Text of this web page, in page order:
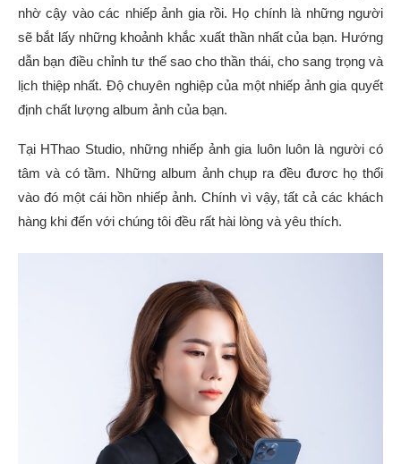
nhờ cậy vào các nhiếp ảnh gia rồi. Họ chính là những người
sẽ bắt lấy những khoảnh khắc xuất thần nhất của bạn. Hướng
dẫn bạn điều chỉnh tư thế sao cho thần thái, cho sang trọng và
lịch thiệp nhất. Độ chuyên nghiệp của một nhiếp ảnh gia quyết
định chất lượng album ảnh của bạn.
Tại HThao Studio, những nhiếp ảnh gia luôn luôn là người có
tâm và có tầm. Những album ảnh chụp ra đều đươc họ thổi
vào đó một cái hồn nhiếp ảnh. Chính vì vậy, tất cả các khách
hàng khi đến với chúng tôi đều rất hài lòng và yêu thích.